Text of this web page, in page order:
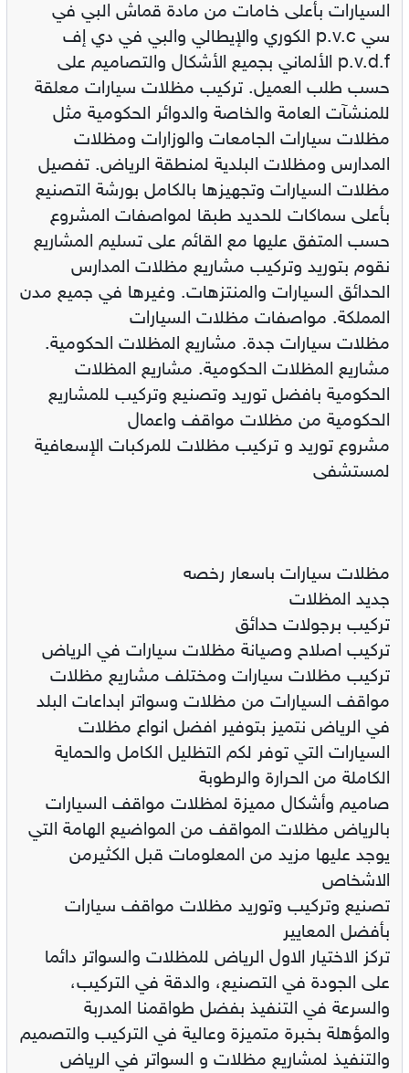
السيارات بأعلى خامات من مادة قماش البي في
سي p.v.c الكوري والإيطالي والبي في دي إف
p.v.d.f الألماني بجميع الأشكال والتصاميم على
حسب طلب العميل. تركيب مظلات سيارات معلقة
للمنشآت العامة والخاصة والدوائر الحكومية مثل
مظلات سيارات الجامعات والوزارات ومظلات
المدارس ومظلات البلدية لمنطقة الرياض. تفصيل
مظلات السيارات وتجهيزها بالكامل بورشة التصنيع
بأعلى سماكات للحديد طبقا لمواصفات المشروع
حسب المتفق عليها مع القائم على تسليم المشاريع
نقوم بتوريد وتركيب مشاريع مظلات المدارس
الحدائق السيارات والمنتزهات. وغيرها في جميع مدن
المملكة. مواصفات مظلات السيارات
مظلات سيارات جدة. مشاريع المظلات الحكومية.
مشاريع المظلات الحكومية. مشاريع المظلات
الحكومية بافضل توريد وتصنيع وتركيب للمشاريع
الحكومية من مظلات مواقف واعمال
مشروع توريد و تركيب مظلات للمركبات الإسعافية
لمستشفى
مظلات سيارات باسعار رخصه
جديد المظلات
تركيب برجولات حدائق
تركيب اصلاح وصيانة مظلات سيارات في الرياض
تركيب مظلات سيارات ومختلف مشاريع مظلات
مواقف السيارات من مظلات وسواتر ابداعات البلد
في الرياض نتميز بتوفير افضل انواع مظلات
السيارات التي توفر لكم التظليل الكامل والحماية
الكاملة من الحرارة والرطوبة
صاميم وأشكال مميزة لمظلات مواقف السيارات
بالرياض مظلات المواقف من المواضيع الهامة التي
يوجد عليها مزيد من المعلومات قبل الكثيرمن
الاشخاص
تصنيع وتركيب وتوريد مظلات مواقف سيارات
بأفضل المعايير
تركز الاختيار الاول الرياض للمظلات والسواتر دائما
على الجودة في التصنيع، والدقة في التركيب،
والسرعة في التنفيذ بفضل طواقمنا المدربة
والمؤهلة بخبرة متميزة وعالية في التركيب والتصميم
والتنفيذ لمشاريع مظلات و السواتر في الرياض